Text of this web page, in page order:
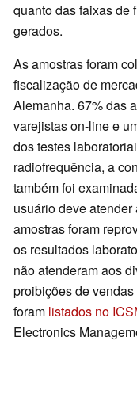
quanto das faixas de
gerados.
As amostras foram
fiscalização de
Alemanha. 67% das
varejistas on-line e
dos testes
radiofrequência, a
também foi
usuário deve
amostras foram
os resultados
não atenderam aos
proibições de
foram listados no
Electronics